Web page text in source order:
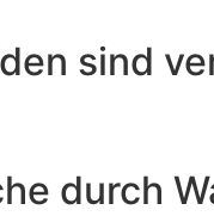
sind
durch